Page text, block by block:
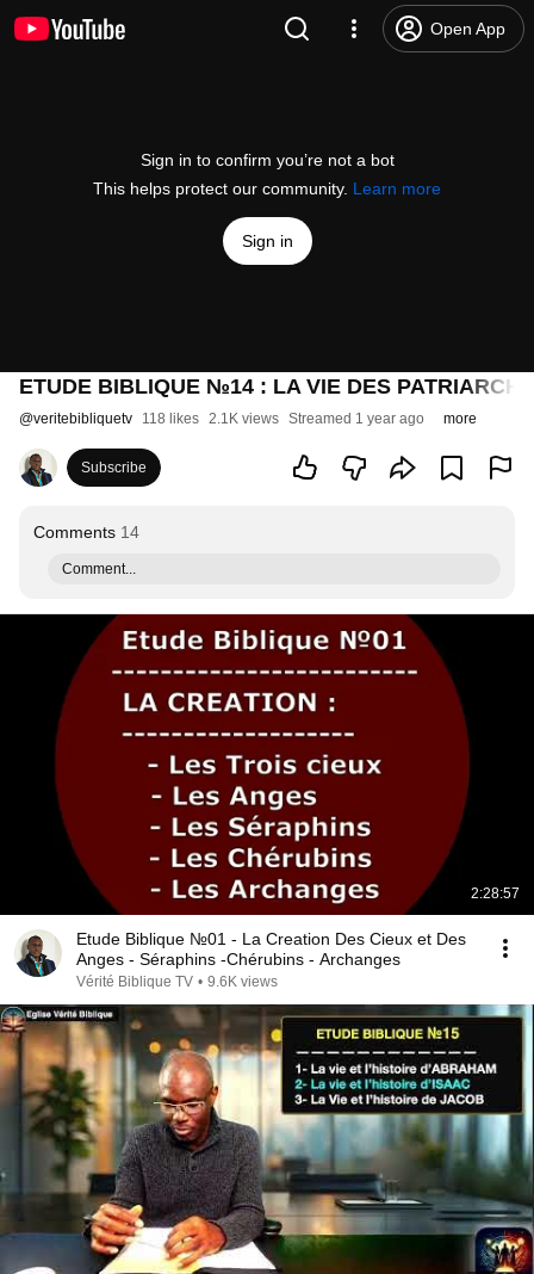
Open App
Sign in to confirm you’re not a bot
This helps protect our community. Learn more
Sign in
ETUDE BIBLIQUE №14 : LA VIE DES
@veritebibliquetv 118 likes 2.1K views Streamed 1 year ago more
Subscribe
Comments 14
Comment...
2:28:57
Etude Biblique №01 - La Creation Des Cieux et Des
Anges - Séraphins -Chérubins - Archanges
Vérité Biblique TV • 9.6K views